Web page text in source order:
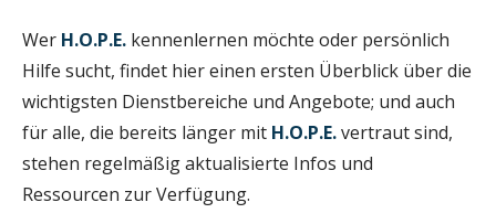
Wer H.O.P.E. kennenlernen möchte oder persönlich
Hilfe sucht, findet hier einen ersten Überblick über die
wichtigsten Dienstbereiche und Angebote; und auch
für alle, die bereits länger mit H.O.P.E.vertraut sind,
stehen regelmäßig aktualisierte Infos und
Ressourcen zur Verfügung.